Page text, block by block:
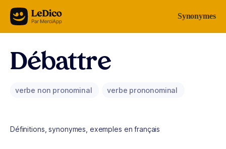
Aller au contenu Synonymes
Débattre
verbe non pronominal verbe prononominal
Définitions, synonymes, exemples en français